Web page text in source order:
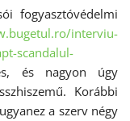
fogyasztóvédelmi
interviu-
scandalul-
és nagyon úgy
Korábbi
a szerv négy